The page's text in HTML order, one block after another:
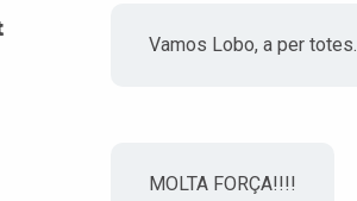
Vamos Lobo, a per totes.
MOLTA FORÇA!!!!